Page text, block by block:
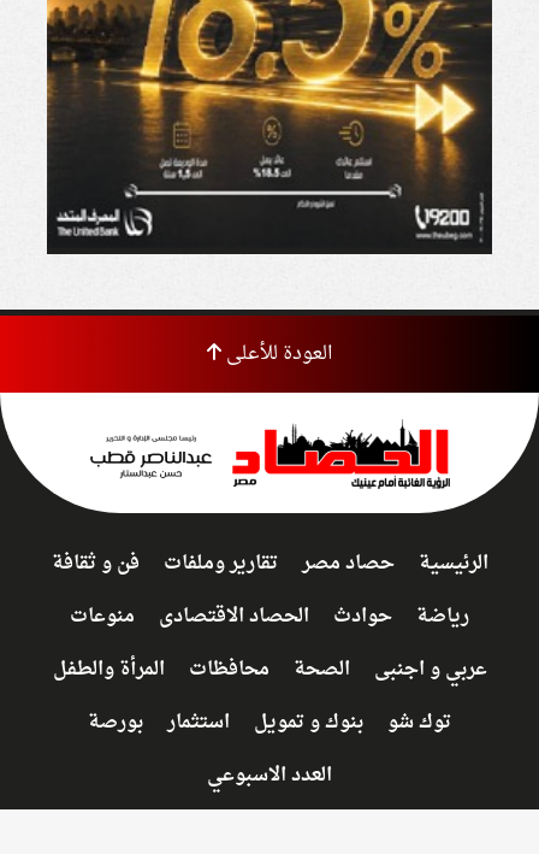
العودة للأعلى
الرئيسية حصاد مصر تقارير وملفات
فن و ثقافة
رياضة
حوادث الحصاد الاقتصادى
منوعات
عربي و اجنبى
الصحة محافظات
المرأة والطفل
توك شو
بنوك و تمويل استثمار
بورصة
العدد الاسبوعي